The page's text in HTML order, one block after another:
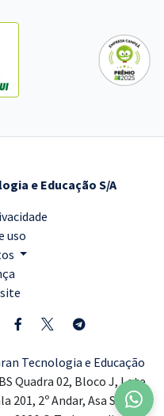
e Educação S/A
uso
Tecnologia e Educação
Quadra 02, Bloco J, Lote
201, 2º Andar, Asa Sul,